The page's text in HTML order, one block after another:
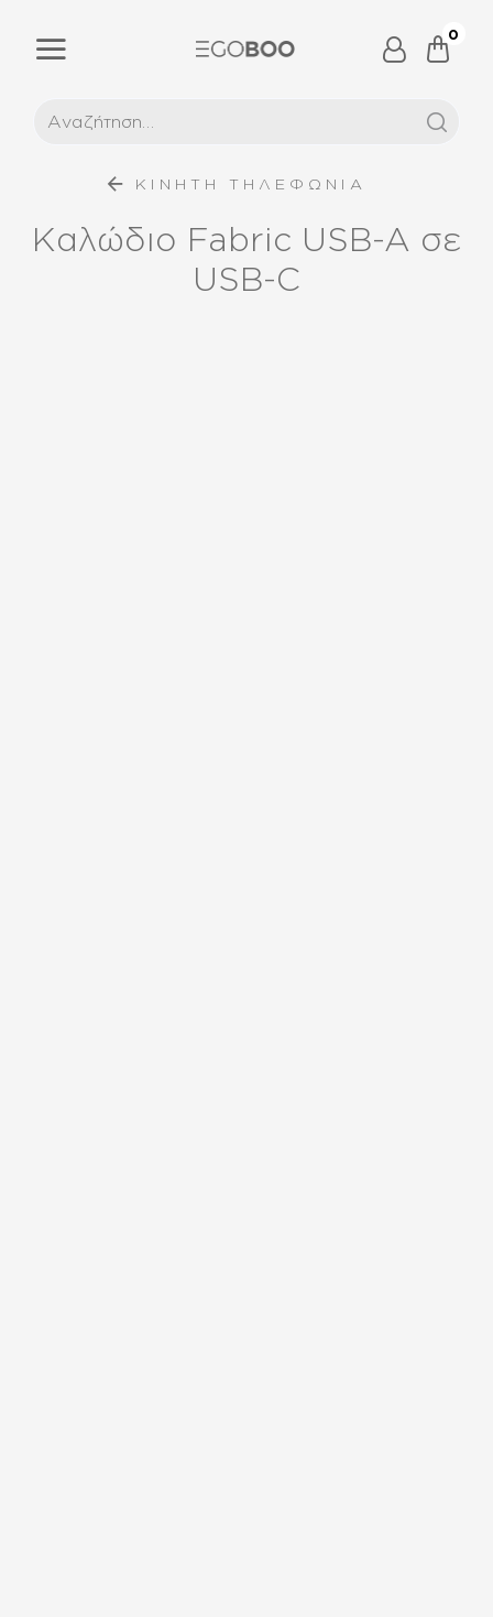
0
ΚΙΝΗΤΗ ΤΗΛΕΦΩΝΙΑ
Καλώδιο Fabric USB-A σε
USB-C